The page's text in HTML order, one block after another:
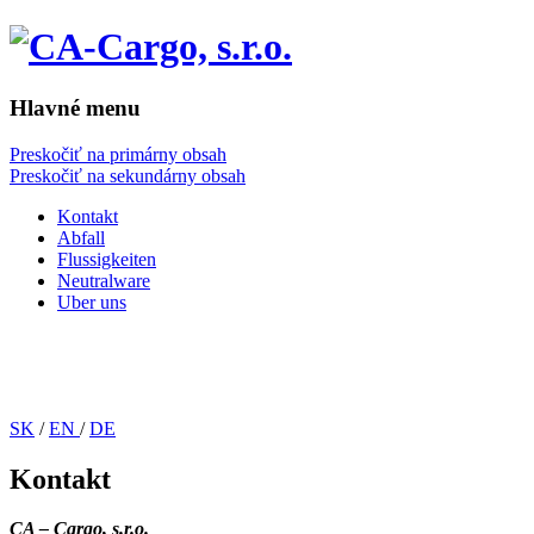
Hlavné menu
Preskočiť na primárny obsah
Preskočiť na sekundárny obsah
Kontakt
Abfall
Flussigkeiten
Neutralware
Uber uns
SK /EN /DE
Kontakt
CA – Cargo, s.r.o.